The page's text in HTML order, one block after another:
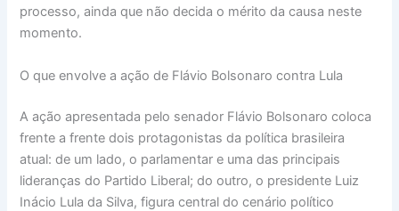
processo, ainda que não decida o mérito da causa neste
momento.
O que envolve a ação de Flávio Bolsonaro contra Lula
A ação apresentada pelo senador Flávio Bolsonaro coloca
frente a frente dois protagonistas da política brasileira
atual: de um lado, o parlamentar e uma das principais
lideranças do Partido Liberal; do outro, o presidente Luiz
Inácio Lula da Silva, figura central do cenário político